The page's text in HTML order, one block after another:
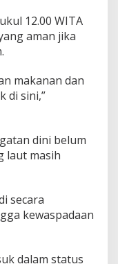
12.00 WITA
aman jika
makanan dan
di sini,”
dini belum
laut masih
secara
kewaspadaan
dalam status